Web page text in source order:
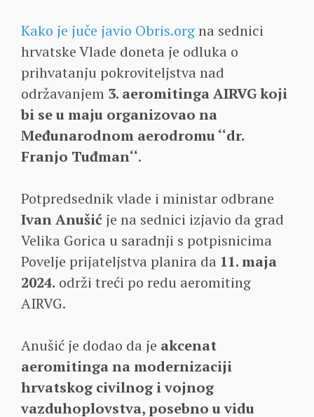
Kako je juče javio Obris.orgna sednici
hrvatske Vlade doneta je odluka o
prihvatanju pokroviteljstva nad
održavanjem 3. aeromitinga AIRVG koji
bi se u maju organizovao na
Međunarodnom aerodromu ‘‘dr.
Franjo Tuđman‘‘.
Potpredsednik vlade i ministar odbrane
Ivan Anušić je na sednici izjavio da grad
Velika Gorica u saradnji s potpisnicima
Povelje prijateljstva planira da 11. maja
2024. održi treći po redu aeromiting
AIRVG.
Anušić je dodao da je akcenat
aeromitinga na modernizaciji
hrvatskog civilnog i vojnog
vazduhoplovstva, posebno u vidu